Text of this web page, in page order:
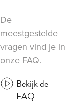
De
meestgestelde
vragen vind je in
onze FAQ.
Bekijk de
FAQ